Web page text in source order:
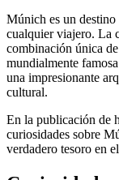
Múnich es un
cualquier viajero. La
combinación única
mundialmente
una impresionante
cultural.
En la publicación de
curiosidades sobre
verdadero tesoro en